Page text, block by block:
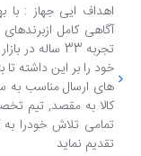
اهداف ایی جهاز :
آگاهی کامل
تجربه 33
خود را بر این داشته
های ارسال مناسب به
کالا به مقصد, تیم
تمامی تلاش خودرا به
تقدیم نماید